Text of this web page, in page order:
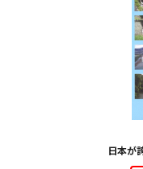
日本が